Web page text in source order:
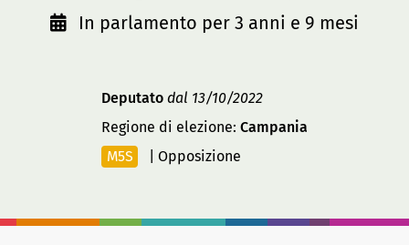
In parlamento per 3 anni e 9 mesi
Deputato dal 13/10/2022
Regione di elezione: Campania
M5S
|Opposizione